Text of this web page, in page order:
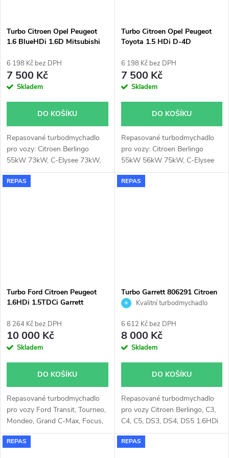
Turbo Citroen Opel Peugeot
1.6 BlueHDi 1.6D Mitsubishi
6 198 Kč bez DPH
7 500 Kč
Skladem
DO KOŠÍKU
Repasované turbodmychadlo
pro vozy: Citroen Berlingo
55kW 73kW, C-Elysee 73kW,
C3 55kW 73kW, C4 73kW,
DS3 73kW, DS4 73kW, Jumpy
Turbo Citroen Opel Peugeot
Toyota 1.5 HDi D-4D
6 198 Kč bez DPH
7 500 Kč
Skladem
DO KOŠÍKU
Repasované turbodmychadlo
pro vozy: Citroen Berlingo
55kW 56kW 75kW, C-Elysee
75kW, C3 73kW 75kW, C4
73kW 75kW, DS3 75kW, Opel
REPAS
Turbo Ford Citroen Peugeot
1.6HDi 1.5TDCi Garrett
8 264 Kč bez DPH
10 000 Kč
Skladem
DO KOŠÍKU
Repasované turbodmychadlo
pro vozy Ford Transit, Tourneo,
Mondeo, Grand C-Max, Focus,
C-Max, Citroen Spacetourer,
Jumpy, Grand C4 Spacetourer,
REPAS
Turbo Garrett 806291 Citroen
Ford Mazda Peugeot Volvo 1.5
Kvalitní turbodmychadlo
6 612 Kč bez DPH
8 000 Kč
Skladem
DO KOŠÍKU
Repasované turbodmychadlo
pro vozy Citroen Berlingo, C3,
C4, C5, DS3, DS4, DS5 1.6HDi
84kW 85kW, Ford B-Max, C-
Max, Fiesta, Focus, Galaxy II,
REPAS REPAS